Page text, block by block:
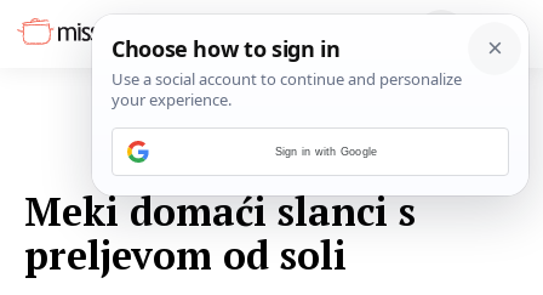
Meki domaći slanci s
preljevom od soli
Sign in with Google